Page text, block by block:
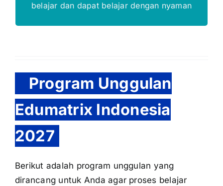
belajar dan dapat belajar dengan nyaman
Program Unggulan
Edumatrix Indonesia
2027
Berikut adalah program unggulan yang
dirancang untuk Anda agar proses belajar